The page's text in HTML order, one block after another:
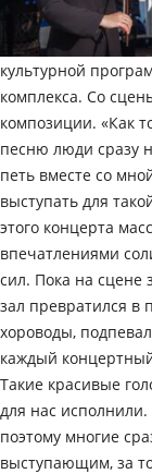
культурной
комплекса. Со
композиции. «Как
песню люди сразу
петь вместе со
выступать для
этого концерта
впечатлениями
сил. Пока на сцене
зал превратился
хороводы,
каждый
Такие красивые
для нас
поэтому многие
выступающим, за